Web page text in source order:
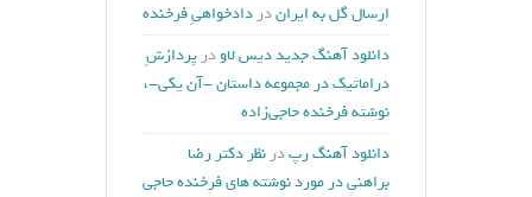
ارسال گل به ایراندر دادخواهیِ فرخنده
دانلود آهنگ جدید دیس لاودر پردازشِ
دراماتیک در مجموعه داستان -آن یکی-،
نوشته فرخنده حاجی‌زاده
دانلود آهنگ رپدر نظر دکتر رضا
براهنی در مورد نوشته های فرخنده حاجی